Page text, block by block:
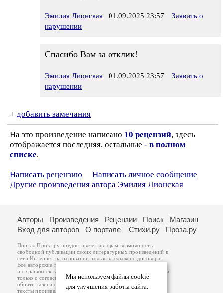
Эмилия Лионская 01.09.2025 23:57
Заявить о
нарушении
Спасибо Вам за отклик!
Эмилия Лионская 01.09.2025 23:57
Заявить о
нарушении
+ добавить замечания
На это произведение написано 10 рецензий, здесь
отображается последняя, остальные - в полном
списке.
Написать рецензию
Написать личное сообщение
Другие произведения автора Эмилия Лионская
Мы используем файлы cookie
для улучшения работы сайта.
Авторы Произведения Рецензии Поиск
Магазин
Вход для авторов
О портале Стихи.ру Проза.ру
Портал Проза.ру предоставляет авторам возможность
свободной публикации своих литературных произведений в
сети Интернет на основаниипользовательского договора
Все авторские права на произведения принадлежат авторам
и охраняются законом
. Перепечатка произведений возможна
только с согласия его автора, к которому вы можете
обратиться на его авторской странице. Ответственность за
тексты произведений авторы несут самостоятельно на